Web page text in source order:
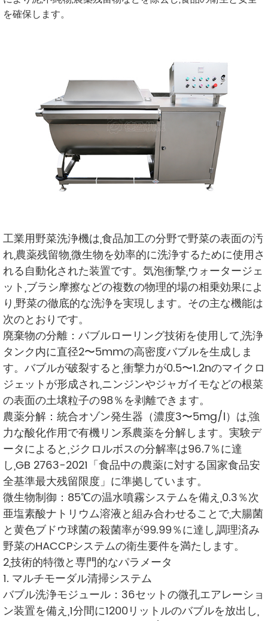
を確保します。
工業用野菜洗浄機は,食品加工の分野で野菜の表面の汚
れ,農薬残留物,微生物を効率的に洗浄するために使用さ
れる自動化された装置です。気泡衝撃,ウォータージェ
ット,ブラシ摩擦などの複数の物理的場の相乗効果によ
り,野菜の徹底的な洗浄を実現します。その主な機能は
次のとおりです。
廃棄物の分離：バブルローリング技術を使用して,洗浄
タンク内に直径2〜5mmの高密度バブルを生成しま
す。バブルが破裂すると,衝撃力が0.5〜1.2nのマイクロ
ジェットが形成され,ニンジンやジャガイモなどの根菜
の表面の土壌粒子の98％を剥離できます。
農薬分解：統合オゾン発生器（濃度3〜5mg/l）は,強
力な酸化作用で有機リン系農薬を分解します。実験デ
ータによると,ジクロルボスの分解率は96.7％に達
し,GB 2763-2021「食品中の農薬に対する国家食品安
全基準最大残留限度」に準拠しています。
微生物制御：85℃の温水噴霧システムを備え,0.3％次
亜塩素酸ナトリウム溶液と組み合わせることで,大腸菌
と黄色ブドウ球菌の殺菌率が99.99％に達し,調理済み
野菜のHACCPシステムの衛生要件を満たします。
2,技術的特徴と専門的なパラメータ
1. マルチモーダル清掃システム
バブル洗浄モジュール：36セットの微孔エアレーショ
ン装置を備え,1分間に1200リットルのバブルを放出し,